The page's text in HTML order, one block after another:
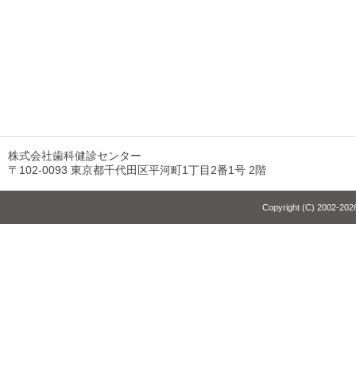
株式会社歯科健診センター
〒102-0093 東京都千代田区平河町1丁目2番1号 2階
Copyright (C) 2002-